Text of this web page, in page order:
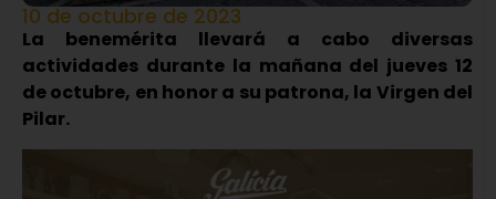
10 de octubre de 2023
La benemérita llevará a cabo diversas
actividades durante la mañana del jueves 12
de octubre, en honor a su patrona, la Virgen del
Pilar.